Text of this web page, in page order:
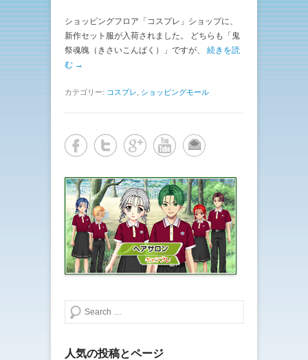
ショッピングフロア「コスプレ」ショップに、
新作セット服が入荷されました。 どちらも「鬼
祭魂魄（きさいこんぱく）」ですが、 続きを読
む →
カテゴリー: コスプレ ショッピングモール
検索する
人気の投稿とページ